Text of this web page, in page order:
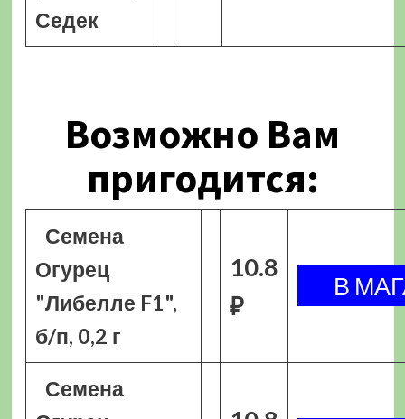
Седек
Возможно Вам
пригодится:
Семена
Огурец
"Либелле F1",
б/п, 0,2 г
10.8
₽
Семена